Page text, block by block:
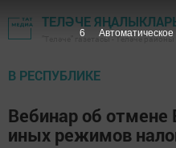
ТЕЛӘЧЕ
"Теләче" газетасы - Теләче районы
В РЕСПУБЛИКЕ
Вебинар об
иных режимов
5